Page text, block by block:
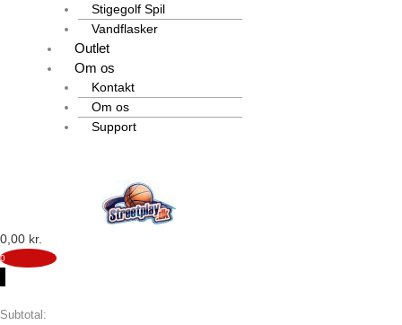
Stigegolf Spil
Vandflasker
Outlet
Om os
Kontakt
Om os
Support
0,00 kr.
0
Subtotal: